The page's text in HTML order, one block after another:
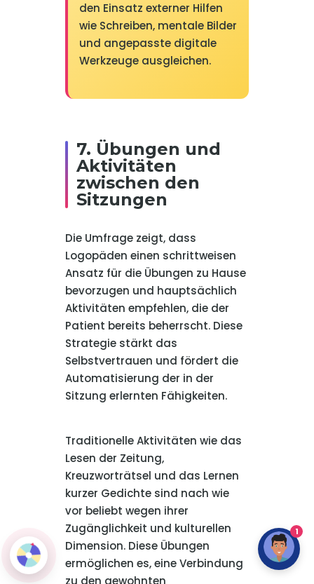
den Einsatz externer Hilfen
wie Schreiben, mentale Bilder
und angepasste digitale
Werkzeuge ausgleichen.
7. Übungen und
Aktivitäten
zwischen den
Sitzungen
Die Umfrage zeigt, dass
Logopäden einen schrittweisen
Ansatz für die Übungen zu Hause
bevorzugen und hauptsächlich
Aktivitäten empfehlen, die der
Patient bereits beherrscht. Diese
Strategie stärkt das
Selbstvertrauen und fördert die
Automatisierung der in der
Sitzung erlernten Fähigkeiten.
Traditionelle Aktivitäten wie das
Lesen der Zeitung,
Kreuzworträtsel und das Lernen
kurzer Gedichte sind nach wie
vor beliebt wegen ihrer
Zugänglichkeit und kulturellen
Dimension. Diese Übungen
ermöglichen es, eine Verbindung
zu den gewohnten
1